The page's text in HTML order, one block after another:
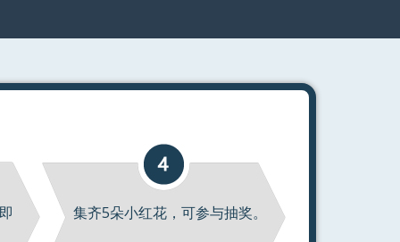
集齐5朵小红花，可参与抽奖。